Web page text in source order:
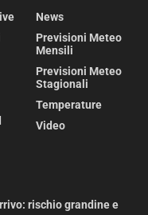
News
Previsioni Meteo
Mensili
Previsioni Meteo
Stagionali
Temperature
Video
rischio grandine e